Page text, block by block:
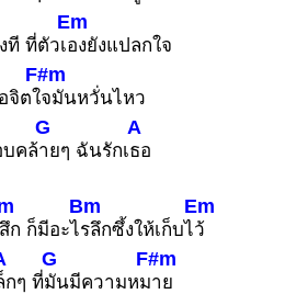
O
4
Bbdim
X
3
4
ที ที่ตัวเ
Em
องยังแปลกใจ
จิตใ
F#m
จมันหวั่นไหว
บคล้
G
ายๆ ฉันรักเ
A
ธอ
ก ก็มีอะไ
Bm
รลึกซึ้งให้เก็บไ
Em
ว้
กๆ ที่
G
มันมีความหม
F#m
าย